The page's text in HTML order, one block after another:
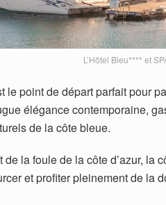
L’Hôtel Bleu**** et
le point de départ parfait pour
élégance contemporaine,
de la côte bleue.
de la foule de la côte d’azur, la
et profiter pleinement de la